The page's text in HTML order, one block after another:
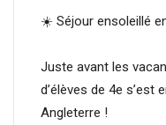
☀️ Séjour ensoleillé
Juste avant les
d’élèves de 4e s’est
Angleterre !